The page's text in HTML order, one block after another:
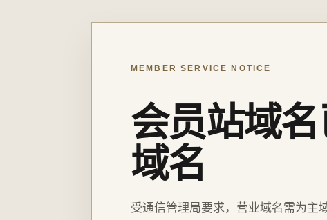
MEMBER SERVICE NOTICE
会员站域
域名
受通信管理局要求，营业域名需为主